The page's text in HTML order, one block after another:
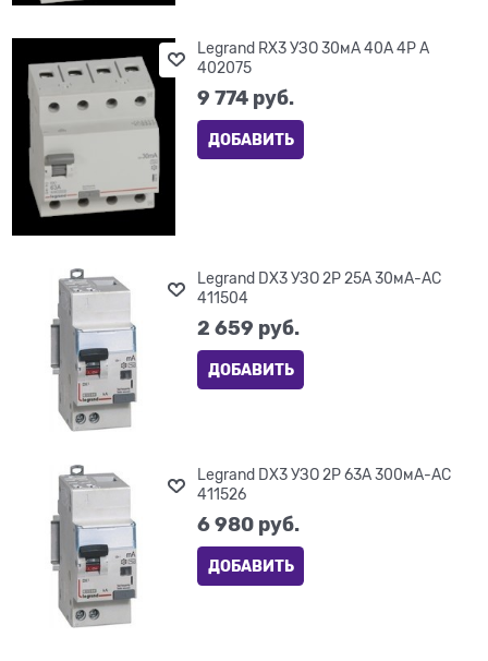
Legrand RX3 УЗО 30мА 40А 4P A
402075
9 774 руб.
ДОБАВИТЬ
Legrand DX3 УЗО 2P 25А 30мА-AC
411504
2 659 руб.
ДОБАВИТЬ
Legrand DX3 УЗО 2P 63А 300мА-AC
411526
6 980 руб.
ДОБАВИТЬ